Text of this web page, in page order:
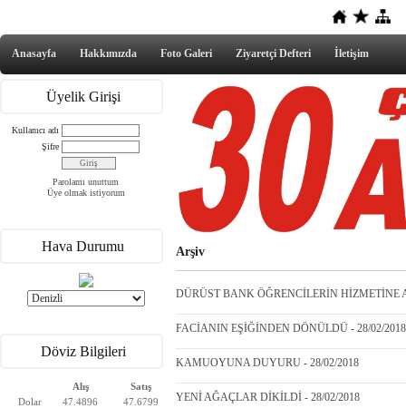
Anasayfa Hakkımızda Foto Galeri Ziyaretçi Defteri İletişim
Üyelik Girişi
Kullanıcı adı
Şifre
Parolamı unuttum
Üye olmak istiyorum
Hava Durumu
Döviz Bilgileri
Alış
Satış
Dolar
47.4896
47.6799
Arşiv
DÜRÜST BANK ÖĞRENCİLERİN HİZMETİNE
FACİANIN EŞİĞİNDEN DÖNÜLDÜ - 28/02/2018
KAMUOYUNA DUYURU - 28/02/2018
YENİ AĞAÇLAR DİKİLDİ - 28/02/2018